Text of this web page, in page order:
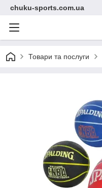
chuku-sports.com.ua
Товари та послуги